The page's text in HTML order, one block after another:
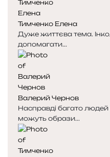
Тимченко Елена
Дуже життєва тема.
допомагати...
Валерий Чернов
Насправді багато людей
можуть образи...